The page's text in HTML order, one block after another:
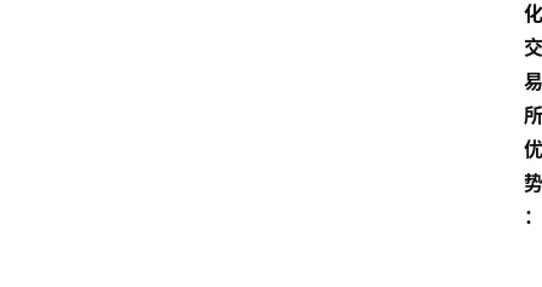
化
交
易
所
优
势
：